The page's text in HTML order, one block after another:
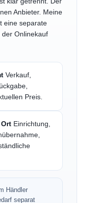
Anbieter. Meine
eine separate
der Onlinekauf
Verkauf,
Preis.
Einrichtung,
Händler
separat